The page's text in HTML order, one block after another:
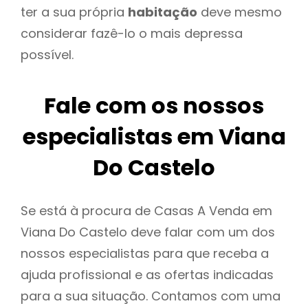
ter a sua própria habitação deve mesmo
considerar fazê-lo o mais depressa
possível.
Fale com os nossos
especialistas em Viana
Do Castelo
Se está à procura de Casas A Venda em
Viana Do Castelo deve falar com um dos
nossos especialistas para que receba a
ajuda profissional e as ofertas indicadas
para a sua situação. Contamos com uma